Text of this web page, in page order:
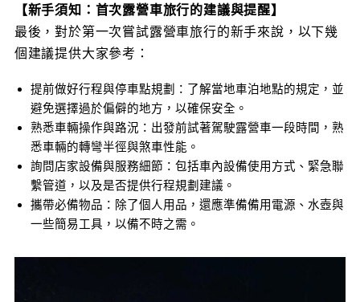
【新手須知：首次露營車旅行的建議與提醒】
最後，對於第一次嘗試露營車旅行的新手來說，以下幾
個建議提供大家參考：
提前做好行程與停車點規劃：了解當地車泊地點的規定，並
避免選擇過於偏僻的地方，以確保安全。
熟悉車輛操作與路況：出發前試著駕駛露營車一段時間，熟
悉車輛的轉彎半徑與煞車性能。
詢問店家設備與服務細節：包括車內設備使用方式、緊急聯
繫管道，以及是否提供行程規劃建議。
攜帶必備物品：除了個人用品，還應準備備用電源、水壺與
一些簡易工具，以備不時之需。